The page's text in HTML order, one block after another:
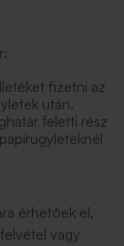
fizetni az
után.
feletti rész
érhetőek el,
vagy